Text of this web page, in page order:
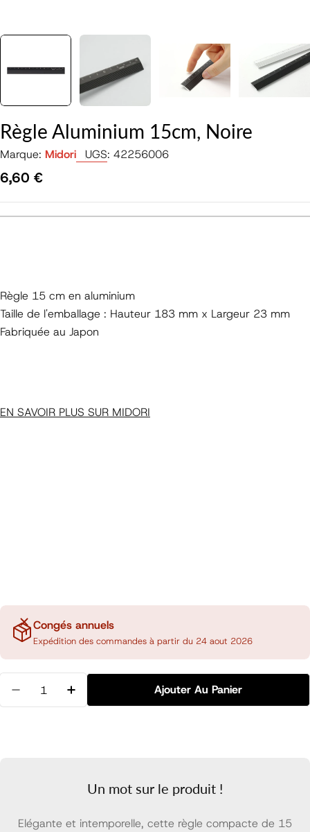
Règle Aluminium 15cm, Noire
Marque: Midori UGS: 42256006
Prix
régulier
6,60 €
Règle 15 cm en aluminium
Taille de l'emballage : Hauteur 183 mm x Largeur 23 mm
Fabriquée au Japon
EN SAVOIR PLUS SUR MIDORI
Congés annuels
Expédition des commandes à partir du 24 aout 2026
Diminuer La Quantité Pour Règle Aluminium 15cm,
Augmenter La Quantité Pour Règle
Ajouter Au Panier
Un mot sur le produit !
Elégante et intemporelle, cette règle compacte de 15